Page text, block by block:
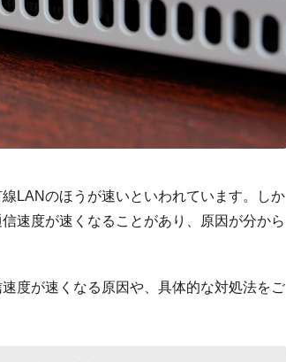
LANのほうが速いといわれています。しか
速度が速くなることがあり、原因が分から
度が速くなる原因や、具体的な対処法をご